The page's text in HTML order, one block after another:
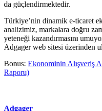
da güçlendirmektedir.
Türkiye’nin dinamik e-ticaret
analizimiz, markalara doğru
yeteneği kazandırmasını
Adgager web sitesi üzerinden
Bonus: Ekonominin Alışveriş
Raporu)
Adgager